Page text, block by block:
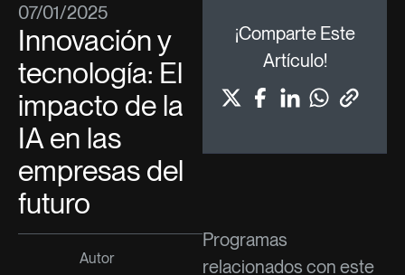
07/01/2025
Innovación y
tecnología: El
impacto de la
IA en las
empresas del
futuro
Autor
¡Comparte Este
Artículo!
Programas
relacionados con este